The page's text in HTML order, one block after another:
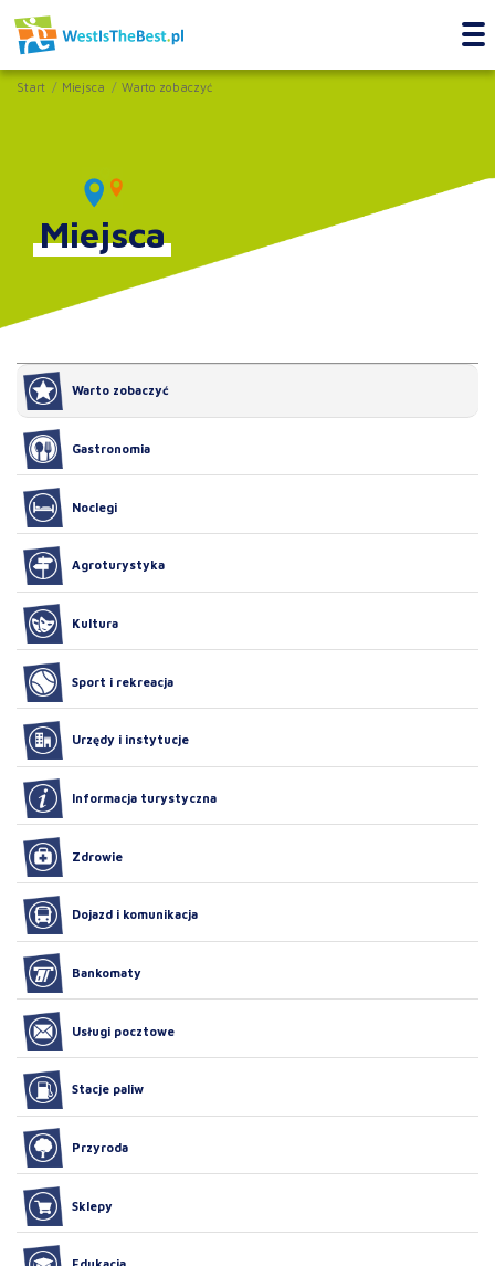
Start Miejsca Warto zobaczyć
Miejsca
Warto zobaczyć
Gastronomia
Noclegi
Agroturystyka
Kultura
Sport i rekreacja
Urzędy i instytucje
Informacja turystyczna
Zdrowie
Dojazd i komunikacja
Bankomaty
Usługi pocztowe
Stacje paliw
Przyroda
Sklepy